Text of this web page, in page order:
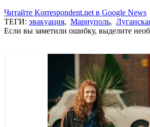
Читайте Korrespondent.net в Google News
ТЕГИ: эвакуация, Мариуполь,
Если вы заметили ошибку, выделите